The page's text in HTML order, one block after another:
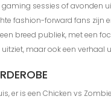
sessies of
fashion-forward fans
breed publiek, met een
maar ook een verhaal
er is een Chicken vs